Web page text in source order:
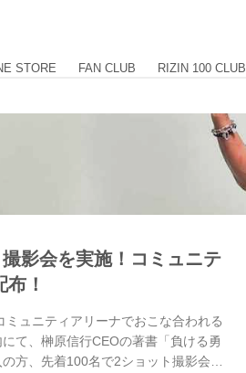
STORE FAN CLUB RIZIN 100 CLUB
影会を実施！コミュニテ
！
ュニティアリーナでおこな合われる
て、榊原信行CEOの著書「負ける勇
方、先着100名で2ショット撮影会を